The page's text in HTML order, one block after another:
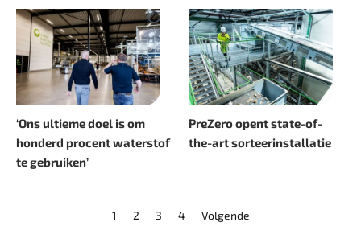
‘Ons ultieme doel is om
honderd procent waterstof
te gebruiken’
PreZero opent state-of-
the-art sorteerinstallatie
1 2 3 4 Volgende